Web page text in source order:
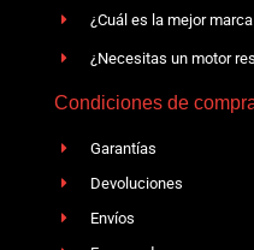
¿Cuál es la mejor
¿Necesitas un motor
Condiciones de
Garantías
Devoluciones
Envíos